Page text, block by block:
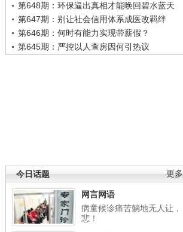
第648期：环保逼出真相才能唤回碧水蓝天
第647期：别让社会信用体系成医改羁绊
第646期：何时有能力实现带薪假？
第645期：严控以人查房因何引热议
更多
今日话题
网言网语
病童候诊痛苦躺地无人让，
悲！